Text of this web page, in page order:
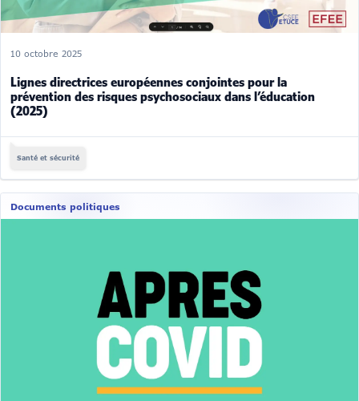
10 octobre 2025
Lignes directrices européennes conjointes pour la
prévention des risques psychosociaux dans l’éducation
(2025)
Santé et sécurité
Documents politiques